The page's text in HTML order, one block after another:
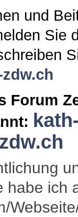
und
Sie
Forum
habe ich